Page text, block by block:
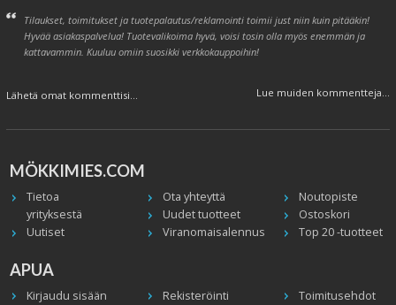
Tilaukset, toimitukset ja tuotepalautus/reklamointi toimii just niin kuin pitääkin!
Hyvää asiakaspalvelua! Tuotevalikoima hyvä, voisi tosin olla myös enemmän ja
kattavammin. Kuuluu omiin suosikki verkkokauppoihin!
Lähetä omat kommenttisi... Lue muiden kommentteja...
MÖKKIMIES.COM
Tietoa
yrityksestä
Ota yhteyttä
Noutopiste
Uudet tuotteet
Ostoskori
Uutiset
Viranomaisalennus Top 20 -tuotteet
APUA
Kirjaudu sisään Rekisteröinti
Toimitusehdot